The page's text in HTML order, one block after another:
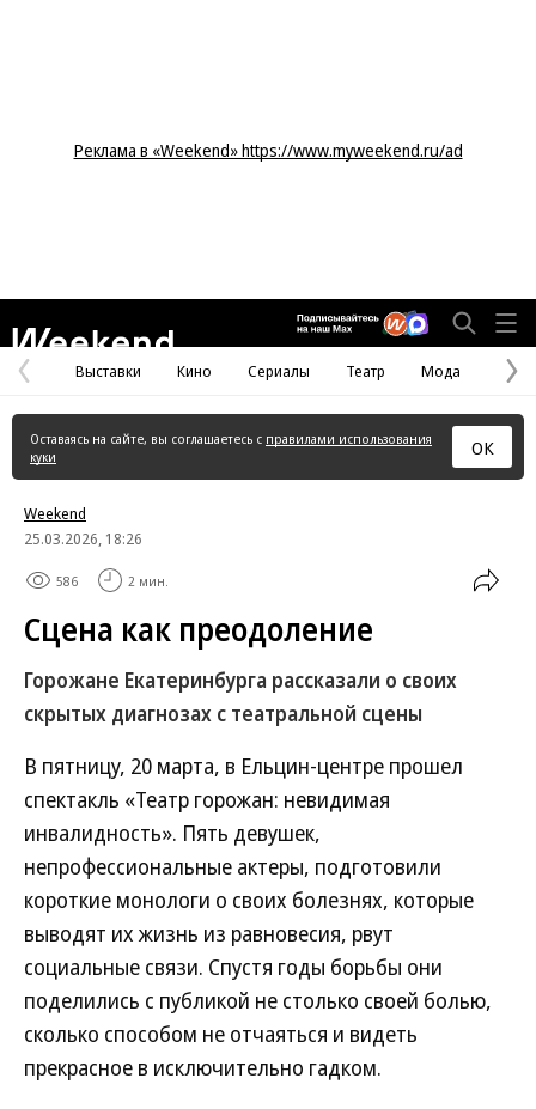
Реклама в «Weekend» https://www.myweekend.ru/ad
Предыдущая
страница
Выставки Кино Сериалы Театр Мода
Оставаясь на сайте, вы соглашаетесь с правилами использования
куки
ОК
Weekend
25.03.2026, 18:26
586 2 мин.
Сцена как преодоление
Горожане Екатеринбурга рассказали о своих
скрытых диагнозах с театральной сцены
В пятницу, 20 марта, в Ельцин-центре прошел
спектакль «Театр горожан: невидимая
инвалидность». Пять девушек,
непрофессиональные актеры, подготовили
короткие монологи о своих болезнях, которые
выводят их жизнь из равновесия, рвут
социальные связи. Спустя годы борьбы они
поделились с публикой не столько своей болью,
сколько способом не отчаяться и видеть
прекрасное в исключительно гадком.